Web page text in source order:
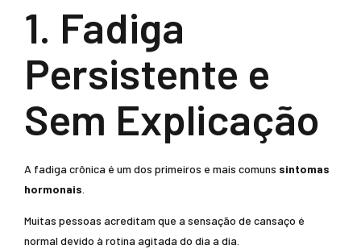
1. Fadiga
Persistente e
Sem Explicação
A fadiga crônica é um dos primeiros e mais comuns sintomas
hormonais
Muitas pessoas acreditam que a sensação de cansaço é
normal devido à rotina agitada do dia a dia.